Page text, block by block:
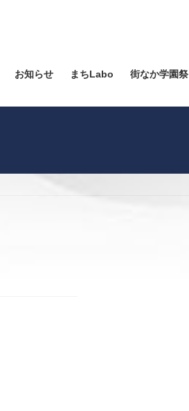
お知らせ まちLabo 街なか学園祭